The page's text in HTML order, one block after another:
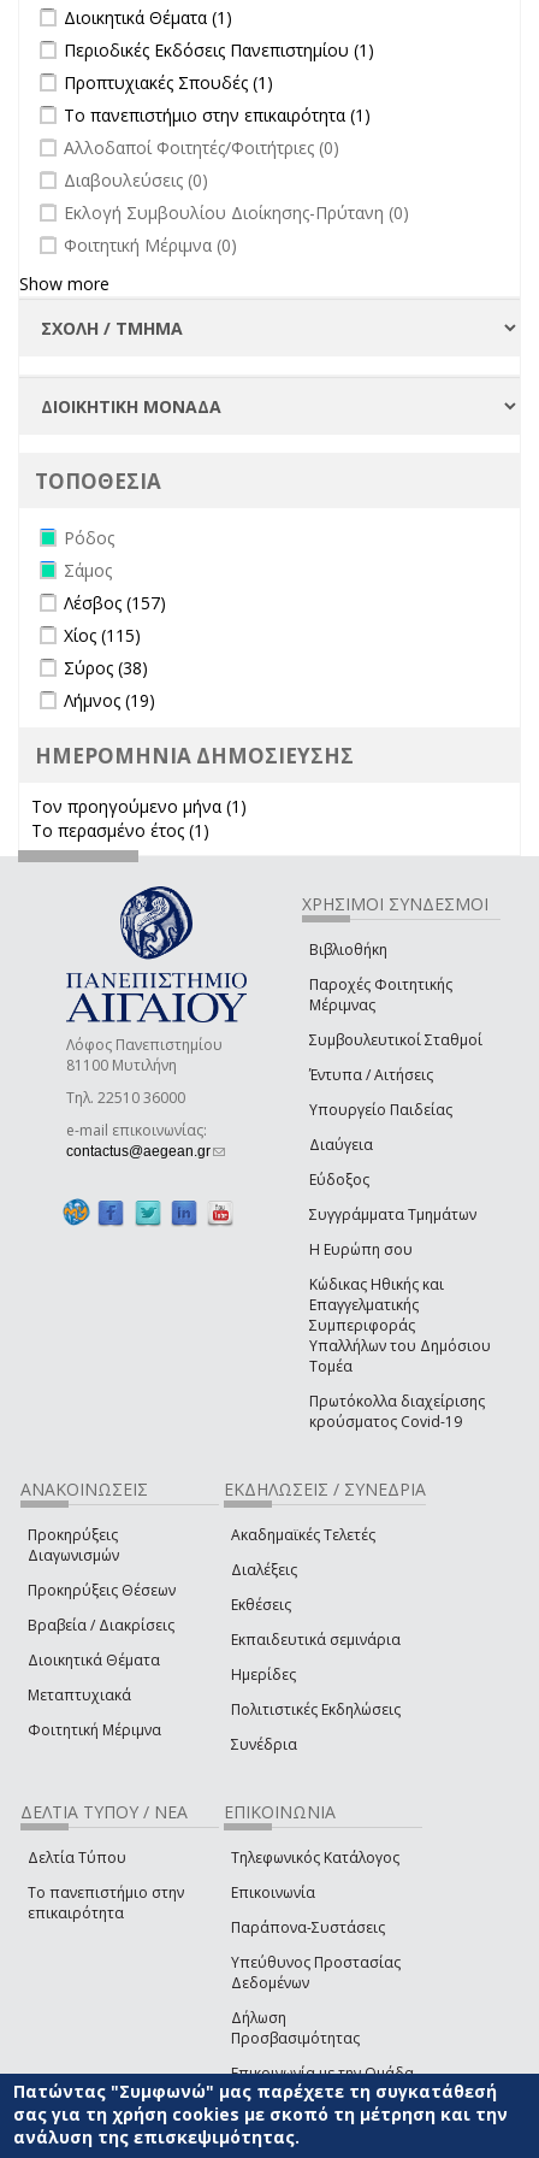
Apply Διοικητικά Θέματα filter
Διοικητικά Θέματα (1)
Apply Περιοδικές Εκδόσεις Πανεπιστημίου filter
Περιοδικές Εκδόσεις Πανεπιστημίου (1)
Apply Προπτυχιακές Σπουδές filter
Προπτυχιακές Σπουδές (1)
Apply Το πανεπιστήμιο στην επικαιρότητα filter
Το πανεπιστήμιο στην επικαιρότητα (1)
undefined
Αλλοδαποί Φοιτητές/Φοιτήτριες (0)
undefined
Διαβουλεύσεις (0)
undefined
Εκλογή Συμβουλίου Διοίκησης-Πρύτανη (0)
undefined
Φοιτητική Μέριμνα (0)
Show more
ΤΟΠΟΘΕΣΙΑ
Remove Ρόδος filter
Ρόδος
Remove Σάμος filter
Σάμος
Apply Λέσβος filter
Λέσβος (157)
Apply Χίος filter
Χίος (115)
Apply Σύρος filter
Σύρος (38)
Apply Λήμνος filter
Λήμνος (19)
ΗΜΕΡΟΜΗΝΙΑ ΔΗΜΟΣΙΕΥΣΗΣ
Τον προηγούμενο μήνα (1)
Το περασμένο έτος (1)
Λόφος Πανεπιστημίου
81100 Μυτιλήνη
Τηλ. 22510 36000
e-mail επικοινωνίας:
contactus@aegean.gr(link sends e-mail)
ΧΡΗΣΙΜΟΙ ΣΥΝΔΕΣΜΟΙ
Βιβλιοθήκη
Παροχές Φοιτητικής
Μέριμνας
Συμβουλευτικοί Σταθμοί
Έντυπα / Αιτήσεις
Υπουργείο Παιδείας
Διαύγεια
Εύδοξος
Συγγράμματα Τμημάτων
Η Ευρώπη σου
Κώδικας Ηθικής και
Επαγγελματικής
Συμπεριφοράς
Υπαλλήλων του Δημόσιου
Τομέα
Πρωτόκολλα διαχείρισης
κρούσματος Covid-19
ΑΝΑΚΟΙΝΩΣΕΙΣ
Προκηρύξεις
Διαγωνισμών
Προκηρύξεις Θέσεων
Βραβεία / Διακρίσεις
Διοικητικά Θέματα
Μεταπτυχιακά
Φοιτητική Μέριμνα
ΕΚΔΗΛΩΣΕΙΣ / ΣΥΝΕΔΡΙΑ
Ακαδημαϊκές Τελετές
Διαλέξεις
Εκθέσεις
Εκπαιδευτικά σεμινάρια
Ημερίδες
Πολιτιστικές Εκδηλώσεις
Συνέδρια
ΔΕΛΤΙΑ ΤΥΠΟΥ / ΝΕΑ
Δελτία Τύπου
Το πανεπιστήμιο στην
επικαιρότητα
ΕΠΙΚΟΙΝΩΝΙΑ
Τηλεφωνικός Κατάλογος
Επικοινωνία
Παράπονα-Συστάσεις
Υπεύθυνος Προστασίας
Δεδομένων
Δήλωση
Προσβασιμότητας
Επικοινωνία με την Ομάδα
Ανάπτυξης του site(link sends e-mail)
© ΠΑΝΕΠΙΣΤΗΜΙΟ ΑΙΓΑΙΟΥ ΟΡΟΙ ΧΡΗΣΗΣ
Πατώντας "Συμφωνώ" μας παρέχετε τη συγκατάθεσή
σας για τη χρήση cookies με σκοπό τη μέτρηση και την
ανάλυση της επισκεψιμότητας.